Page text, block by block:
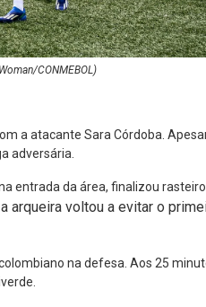
CONMEBOL)
a atacante Sara Córdoba.
adversária.
entrada da área, finalizou
arqueira voltou a evitar o
na defesa. Aos 25